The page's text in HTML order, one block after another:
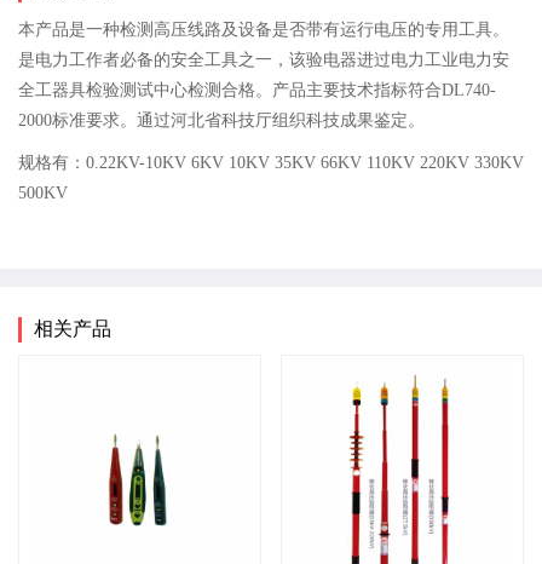
本产品是一种检测高压线路及设备是否带有运行电压的专用工具。
是电力工作者必备的安全工具之一，该验电器进过电力工业电力安
全工器具检验测试中心检测合格。产品主要技术指标符合DL740-
2000标准要求。通过河北省科技厅组织科技成果鉴定。
规格有：0.22KV-10KV 6KV 10KV 35KV 66KV 110KV 220KV 330KV
500KV
相关产品